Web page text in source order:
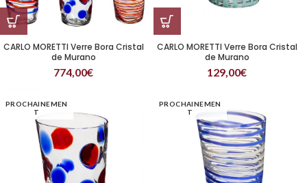
CARLO MORETTI Verre Bora Cristal
de Murano
774,00€
CARLO MORETTI Verre Bora Cristal
de Murano
129,00€
PROCHAINEMEN
T
PROCHAINEMEN
T